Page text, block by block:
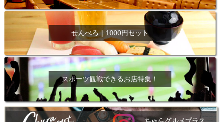
せんべろ｜1000円セット
スポーツ観戦できるお店特集！